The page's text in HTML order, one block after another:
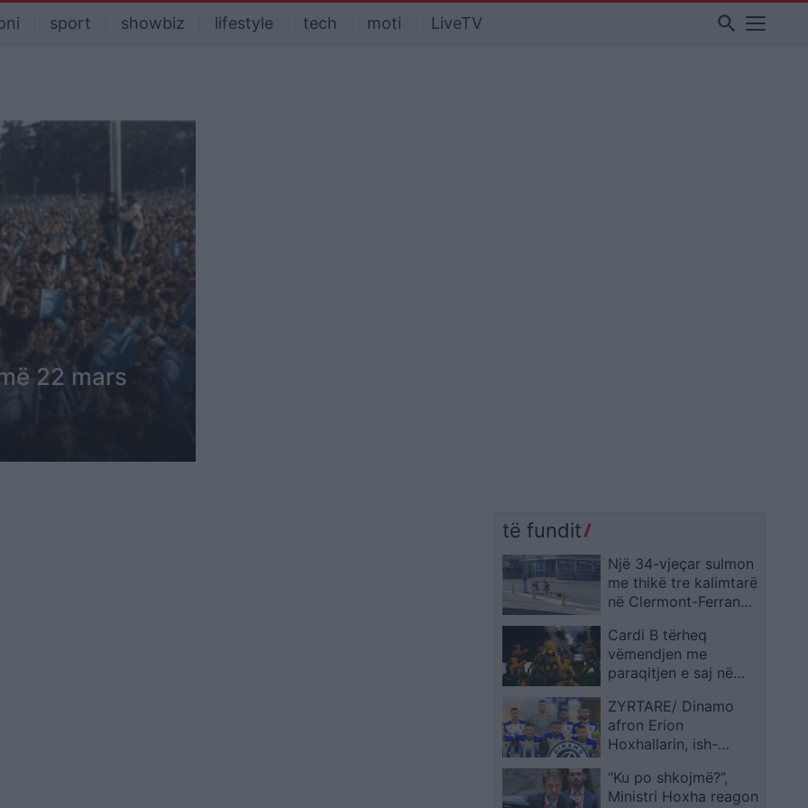
sport showbiz lifestyle tech moti LiveTV search
22 mars
të fundit
Një 34-vjeçar sulmon
me thikë tre kalimtarë
në Clermont-Ferrand,
gjatë ndërhyrjes
Cardi B tërheq
vëmendjen me
paraqitjen e saj në
ZYRTARE/ Dinamo
afron Erion
Hoxhallarin, ish-
që ka luajtur edhe
përkrah Ernest Muçit
“Ku po shkojmë?”,
Ministri Hoxha reagon